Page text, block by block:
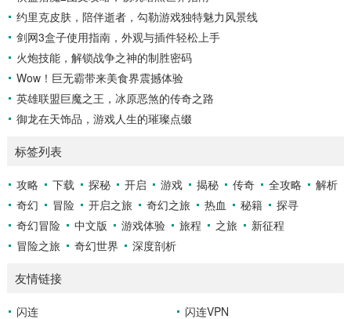
约里克皮肤，陪伴逝者，勾勒游戏独特魅力风景线
剑网3盒子使用指南，外观与插件轻松上手
火炮技能，解锁战争之神的制胜密码
Wow！巨无霸带来美食界震撼体验
英雄联盟巨魔之王，冰原恶煞的传奇之路
御龙在天饰品，游戏人生的璀璨点缀
标签列表
攻略 下载 探秘 开启 游戏 揭秘 传奇 全攻略
解析
奇幻
冒险 开启之旅 奇幻之旅 热血 秘籍
探寻
奇幻冒险
中文版 游戏体验 旅程 之旅
新征程
冒险之旅
奇幻世界 深度剖析
友情链接
闪连 闪连VPN